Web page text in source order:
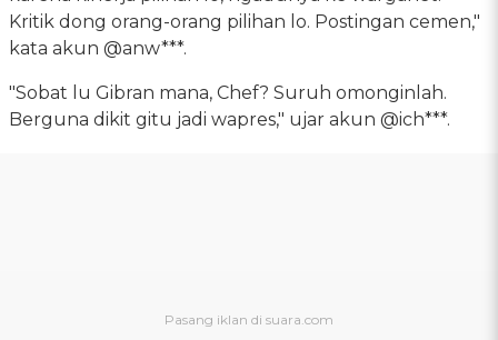
Kritik dong orang-orang pilihan lo. Postingan cemen,"
kata akun @anw***.
"Sobat lu Gibran mana, Chef? Suruh omonginlah.
Berguna dikit gitu jadi wapres," ujar akun @ich***.